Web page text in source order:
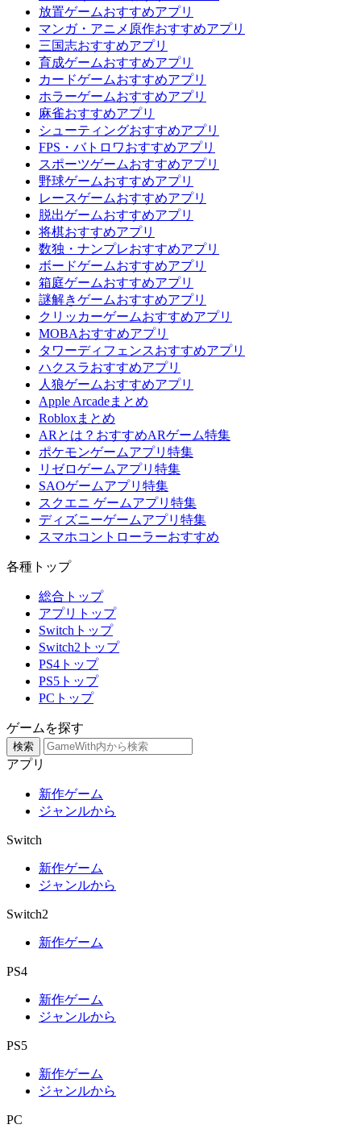
放置ゲームおすすめアプリ
マンガ・アニメ原作おすすめアプリ
三国志おすすめアプリ
育成ゲームおすすめアプリ
カードゲームおすすめアプリ
ホラーゲームおすすめアプリ
麻雀おすすめアプリ
シューティングおすすめアプリ
FPS・バトロワおすすめアプリ
スポーツゲームおすすめアプリ
野球ゲームおすすめアプリ
レースゲームおすすめアプリ
脱出ゲームおすすめアプリ
将棋おすすめアプリ
数独・ナンプレおすすめアプリ
ボードゲームおすすめアプリ
箱庭ゲームおすすめアプリ
謎解きゲームおすすめアプリ
クリッカーゲームおすすめアプリ
MOBAおすすめアプリ
タワーディフェンスおすすめアプリ
ハクスラおすすめアプリ
人狼ゲームおすすめアプリ
Apple Arcadeまとめ
Robloxまとめ
ARとは？おすすめARゲーム特集
ポケモンゲームアプリ特集
リゼロゲームアプリ特集
SAOゲームアプリ特集
スクエニ ゲームアプリ特集
ディズニーゲームアプリ特集
スマホコントローラーおすすめ
各種トップ
総合トップ
アプリトップ
Switchトップ
Switch2トップ
PS4トップ
PS5トップ
PCトップ
ゲームを探す
検索
アプリ
新作ゲーム
ジャンルから
Switch
新作ゲーム
ジャンルから
Switch2
新作ゲーム
PS4
新作ゲーム
ジャンルから
PS5
新作ゲーム
ジャンルから
PC